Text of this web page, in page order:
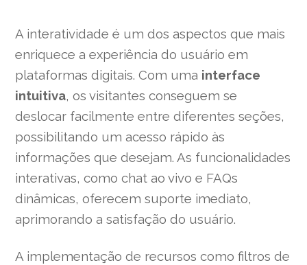
A interatividade é um dos aspectos que mais
enriquece a experiência do usuário em
plataformas digitais. Com uma interface
intuitiva, os visitantes conseguem se
deslocar facilmente entre diferentes seções,
possibilitando um acesso rápido às
informações que desejam. As funcionalidades
interativas, como chat ao vivo e FAQs
dinâmicas, oferecem suporte imediato,
aprimorando a satisfação do usuário.
A implementação de recursos como filtros de